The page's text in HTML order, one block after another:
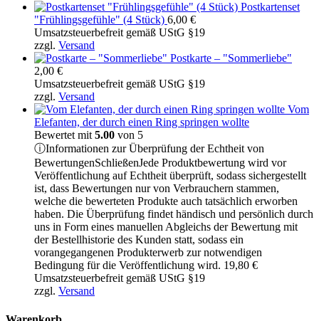
Postkartenset
"Frühlingsgefühle" (4 Stück) 6,00 €
Umsatzsteuerbefreit gemäß UStG §19
zzgl. Versand
Postkarte – "Sommerliebe"
2,00 €
Umsatzsteuerbefreit gemäß UStG §19
zzgl. Versand
Vom
Elefanten, der durch einen Ring springen wollte
Bewertet mit5.00 von 5
ⓘInformationen zur Überprüfung der Echtheit von
BewertungenSchließenJede Produktbewertung wird vor
Veröffentlichung auf Echtheit überprüft, sodass sichergestellt
ist, dass Bewertungen nur von Verbrauchern stammen,
welche die bewerteten Produkte auch tatsächlich erworben
haben. Die Überprüfung findet händisch und persönlich durch
uns in Form eines manuellen Abgleichs der Bewertung mit
der Bestellhistorie des Kunden statt, sodass ein
vorangegangenen Produkterwerb zur notwendigen
Bedingung für die Veröffentlichung wird. 19,80 €
Umsatzsteuerbefreit gemäß UStG §19
zzgl. Versand